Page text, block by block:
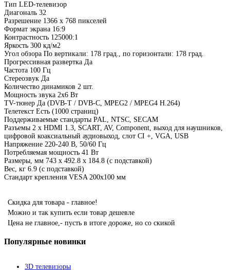
Тип LED-телевизор
Диагональ 32
Разрешение 1366 x 768 пикселей
Формат экрана 16:9
Контрастность 125000:1
Яркость 300 кд/м2
Угол обзора По вертикали: 178 град., по горизонтали: 178 град.
Прогрессивная развертка Да
Частота 100 Гц
Стереозвук Да
Количество динамиков 2 шт.
Мощность звука 2х6 Вт
TV-тюнер Да (DVB-T / DVB-C, MPEG2 / MPEG4 H.264)
Телетекст Есть (1000 страниц)
Поддерживаемые стандарты PAL, NTSC, SECAM
Разъемы 2 x HDMI 1.3, SCART, AV, Component, выход для наушников,
цифровой коаксиальный аудиовыход, слот CI +, VGA, USB
Напряжение 220-240 В, 50/60 Гц
Потребляемая мощность 41 Вт
Размеры, мм 743 х 492.8 х 184.8 (с подставкой)
Вес, кг 6.9 (с подставкой)
Стандарт крепления VESA 200x100 мм
Скидка для товара - главное!
Можно и так купить если товар дешевле
Цена не главное,- пусть в итоге дороже, но со скикой
Популярные новинки
3D телевизоры